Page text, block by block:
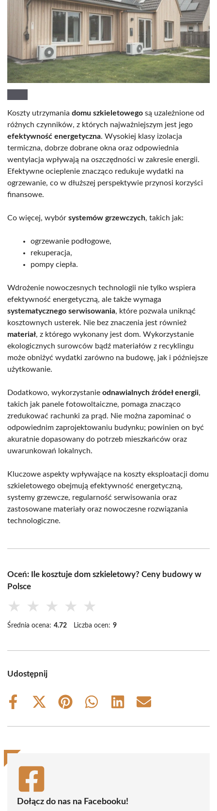
Koszty utrzymania domu szkieletowego są uzależnione od
różnych czynników, z których najważniejszym jest jego
efektywność energetyczna. Wysokiej klasy izolacja
termiczna, dobrze dobrane okna oraz odpowiednia
wentylacja wpływają na oszczędności w zakresie energii.
Efektywne ocieplenie znacząco redukuje wydatki na
ogrzewanie, co w dłuższej perspektywie przynosi korzyści
finansowe.
Co więcej, wybór systemów grzewczych, takich jak:
ogrzewanie podłogowe,
rekuperacja,
pompy ciepła.
Wdrożenie nowoczesnych technologii nie tylko wspiera
efektywność energetyczną, ale także wymaga
systematycznego serwisowania, które pozwala uniknąć
kosztownych usterek. Nie bez znaczenia jest również
materiał, z którego wykonany jest dom. Wykorzystanie
ekologicznych surowców bądź materiałów z recyklingu
może obniżyć wydatki zarówno na budowę, jak i późniejsze
użytkowanie.
Dodatkowo, wykorzystanie odnawialnych źródeł energii,
takich jak panele fotowoltaiczne, pomaga znacząco
zredukować rachunki za prąd. Nie można zapominać o
odpowiednim zaprojektowaniu budynku; powinien on być
akuratnie dopasowany do potrzeb mieszkańców oraz
uwarunkowań lokalnych.
Kluczowe aspekty wpływające na koszty eksploatacji domu
szkieletowego obejmują efektywność energetyczną,
systemy grzewcze, regularność serwisowania oraz
zastosowane materiały oraz nowoczesne rozwiązania
technologiczne.
Oceń: Ile kosztuje dom szkieletowy? Ceny budowy w
Polsce
★ ★ ★ ★ ★
Średnia ocena: 4.72 Liczba ocen: 9
Udostępnij
Share
Share
(Twitter)
Share
Share
Share
Share
Dołącz do nas na Facebooku!